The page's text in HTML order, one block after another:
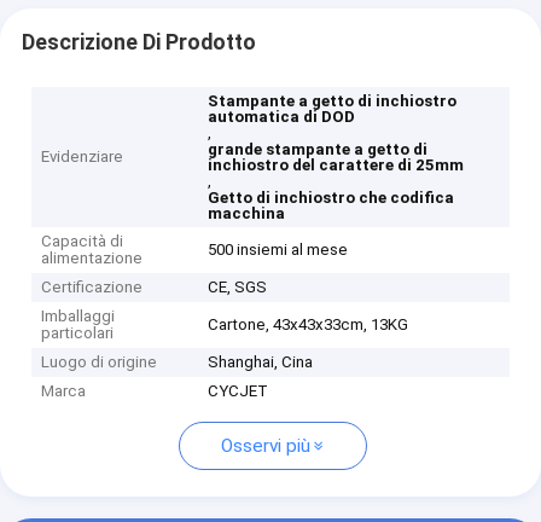
Descrizione Di Prodotto
Evidenziare
Stampante a getto di inchiostro
automatica di DOD
,
grande stampante a getto di
inchiostro del carattere di 25mm
,
Getto di inchiostro che codifica
macchina
Capacità di
alimentazione
500 insiemi al mese
Certificazione
CE, SGS
Imballaggi
particolari
Cartone, 43x43x33cm, 13KG
Luogo di origine
Shanghai, Cina
Marca
CYCJET
Osservi più